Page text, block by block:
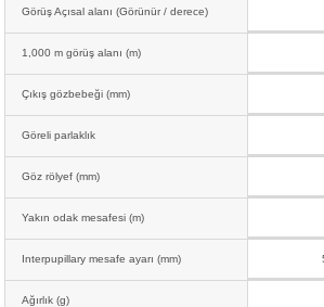
Görüş Açısal alanı (Görünür / derece)
1,000 m görüş alanı (m)
Çıkış gözbebeği (mm)
Göreli parlaklık
Göz rölyef (mm)
Yakın odak mesafesi (m)
Interpupillary mesafe ayarı (mm)
Ağırlık (g)